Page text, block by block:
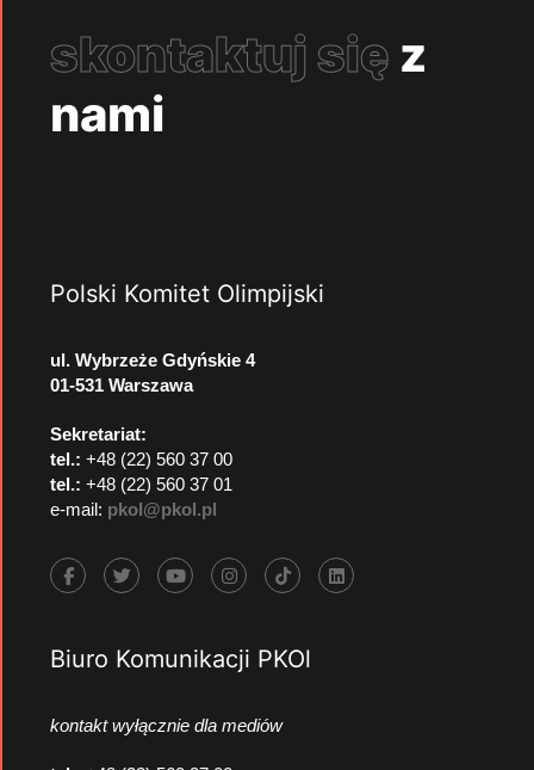
skontaktuj się z
nami
Polski Komitet Olimpijski
ul. Wybrzeże Gdyńskie 4
01-531 Warszawa
Sekretariat:
tel.: +48 (22) 560 37 00
tel.: +48 (22) 560 37 01
e-mail: pkol@pkol.pl
Biuro Komunikacji PKOl
kontakt wyłącznie dla mediów